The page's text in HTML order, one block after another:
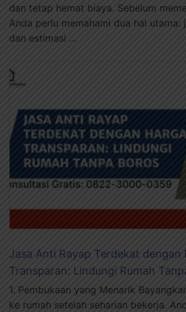
dan tetap hemat biaya. Sebelum
Anda perlu memahami dua hal utama:
dan estimasi …
Jasa Anti Rayap Terdekat dengan
Transparan: Lindungi Rumah
1. Pembukaan yang Menarik
ke rumah setelah seharian bekerja.